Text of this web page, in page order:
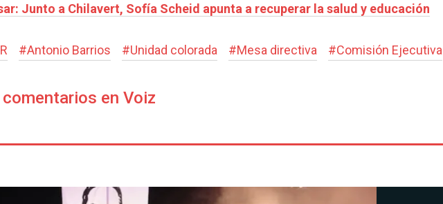
Junto a Chilavert, Sofía Scheid apunta a recuperar la salud y educación
#Antonio Barrios #Unidad colorada #Mesa directiva #Comisión Ejecutiva
en Voiz